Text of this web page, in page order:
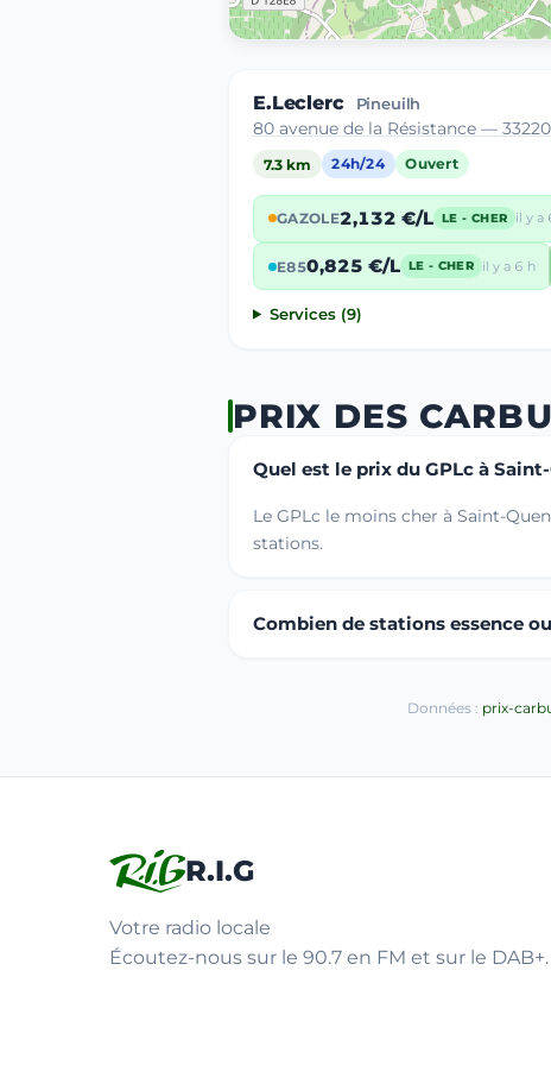
E.Leclerc Pineuilh
80 avenue de la Résistance — 33220
7.3 km 24h/24 Ouvert
GAZOLE2,132 €/L LE - CHER il y a
E850,825 €/L LE - CHER il y a 6 h
Services (9)
PRIX DES
Quel est le prix du GPLc à
Le GPLc le moins cher à Saint-
stations.
Combien de stations essence
Données : prix-
R.I.G
Votre radio locale
Écoutez-nous sur le 90.7 en FM et sur le DAB+.